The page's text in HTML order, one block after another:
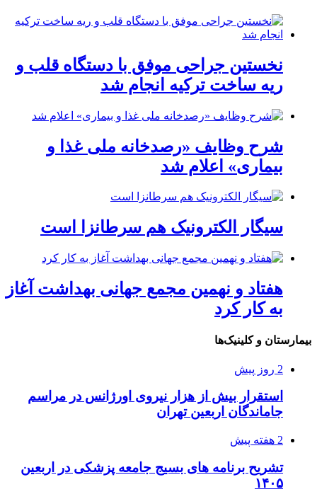
نخستین جراحی موفق با دستگاه قلب و
ریه ساخت ترکیه انجام شد
شرح وظایف «رصدخانه ملی غذا و
بیماری» اعلام شد
سیگار الکترونیک هم سرطانزا است
هفتاد و نهمین مجمع جهانی بهداشت آغاز
به کار کرد
بیمارستان و کلینیک‌ها
2 روز پیش
استقرار بیش از هزار نیروی اورژانس در مراسم
جاماندگان اربعین تهران
2 هفته پیش
تشریح برنامه های بسیج جامعه پزشکی در اربعین
۱۴۰۵